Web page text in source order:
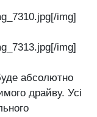
img]
img]
абсолютно
драйву. Усі